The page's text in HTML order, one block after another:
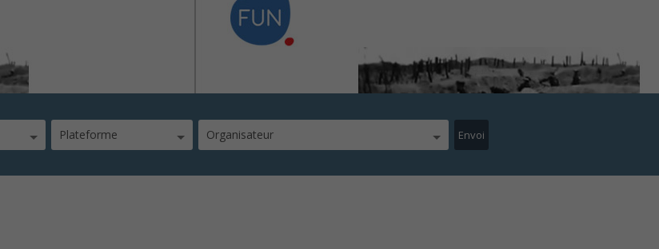
Plateforme Organisateur